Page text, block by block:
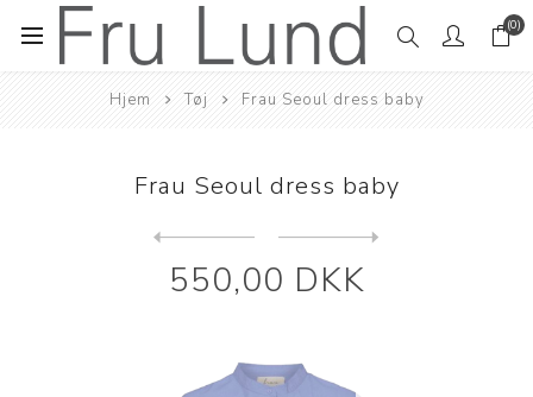
(0)
Hjem Tøj Frau Seoul dress baby
Frau Seoul dress baby
550,00 DKK